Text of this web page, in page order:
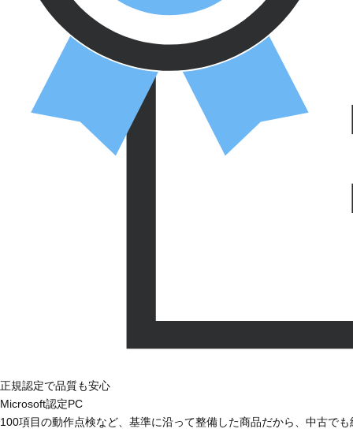
正規認定で品質も安心
Microsoft認定PC
100項目の動作点検など、基準に沿って整備した商品だから、中古で